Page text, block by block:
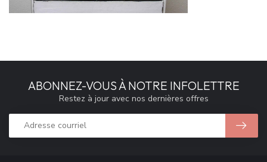
ABONNEZ-VOUS À NOTRE INFOLETTRE
Restez à jour avec nos dernières offres